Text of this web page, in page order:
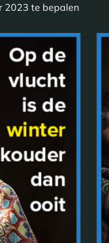
2023 te bepalen